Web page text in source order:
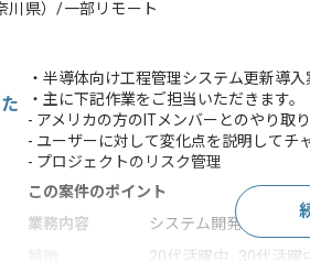
川県）/一部リモート
・半導体向け工程管理システム更新導
・主に下記作業をご担当いただきます。
- アメリカの方のITメンバーとのやり取り
- ユーザーに対して変化点を説明してチ
- プロジェクトのリスク管理
この案件のポイント
業務内容
システム開発 , ERP
20代活躍中 , 30代活躍